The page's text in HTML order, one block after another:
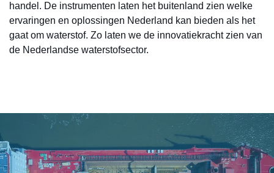
handel. De instrumenten laten het buitenland zien welke
ervaringen en oplossingen Nederland kan bieden als het
gaat om waterstof. Zo laten we de innovatiekracht zien van
de Nederlandse waterstofsector.